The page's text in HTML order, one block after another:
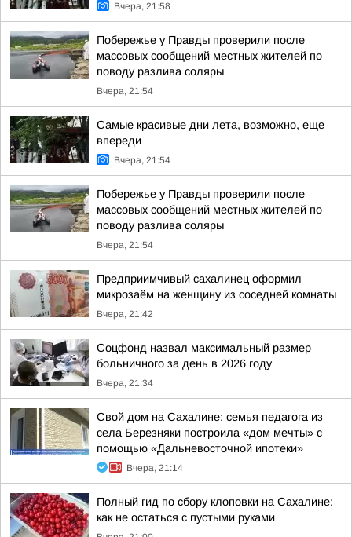
Вчера, 21:58
Побережье у Правды проверили после
массовых сообщений местных жителей по
поводу разлива соляры
Вчера, 21:54
Самые красивые дни лета, возможно, еще
впереди
Вчера, 21:54
Побережье у Правды проверили после
массовых сообщений местных жителей по
поводу разлива соляры
Вчера, 21:54
Предприимчивый сахалинец оформил
микрозаём на женщину из соседней комнаты
Вчера, 21:42
Соцфонд назвал максимальный размер
больничного за день в 2026 году
Вчера, 21:34
Свой дом на Сахалине: семья педагога из
села Березняки построила «дом мечты» с
помощью «Дальневосточной ипотеки»
Вчера, 21:14
Полный гид по сбору клоповки на Сахалине:
как не остаться с пустыми руками